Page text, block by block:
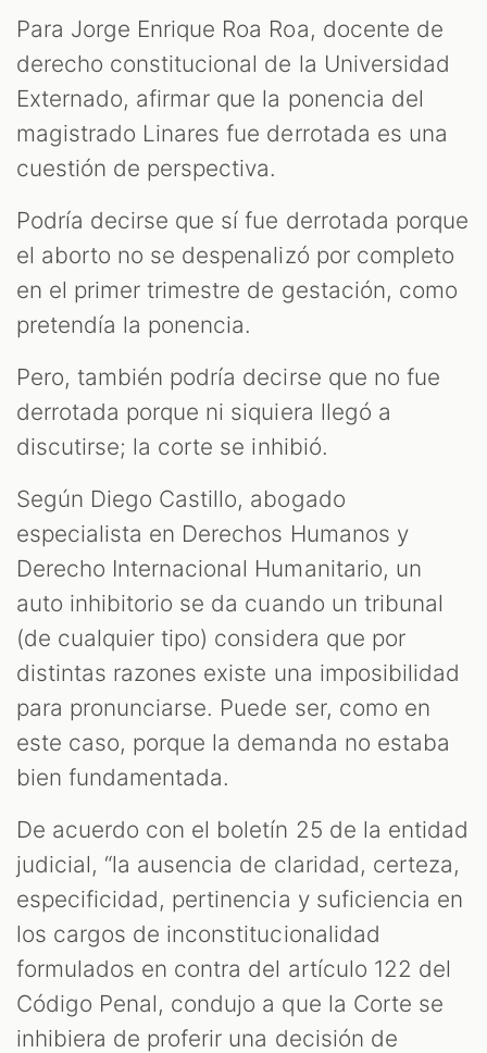
Para Jorge Enrique Roa Roa, docente de
derecho constitucional de la Universidad
Externado, afirmar que la ponencia del
magistrado Linares fue derrotada es una
cuestión de perspectiva.
Podría decirse que sí fue derrotada porque
el aborto no se despenalizó por completo
en el primer trimestre de gestación, como
pretendía la ponencia.
Pero, también podría decirse que no fue
derrotada porque ni siquiera llegó a
discutirse; la corte se inhibió.
Según Diego Castillo, abogado
especialista en Derechos Humanos y
Derecho Internacional Humanitario, un
auto inhibitorio se da cuando un tribunal
(de cualquier tipo) considera que por
distintas razones existe una imposibilidad
para pronunciarse. Puede ser, como en
este caso, porque la demanda no estaba
bien fundamentada.
De acuerdo con el boletín 25 de la entidad
judicial, “la ausencia de claridad, certeza,
especificidad, pertinencia y suficiencia en
los cargos de inconstitucionalidad
formulados en contra del artículo 122 del
Código Penal, condujo a que la Corte se
inhibiera de proferir una decisión de